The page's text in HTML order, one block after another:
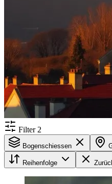
Filter 2
Bogenschiessen
Reihenfolge